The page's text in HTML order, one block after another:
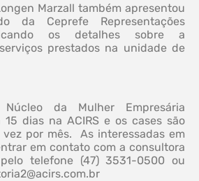
Marzall também apresentou
da Ceprefe Representações
os detalhes sobre a
prestados na unidade de
da Mulher Empresária
dias na ACIRS e os cases são
por mês. As interessadas em
em contato com a consultora
telefone (47) 3531-0500 ou